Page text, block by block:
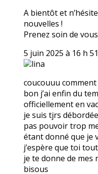
A bientôt et
nouvelles !
Prenez soin de
5 juin 2025 à 16 h
lina
coucouuu comment
bon j’ai enfin du
officiellement en
je suis tjrs
pas pouvoir trop
étant donné que je
j’espère que toi
je te donne de mes
bisous